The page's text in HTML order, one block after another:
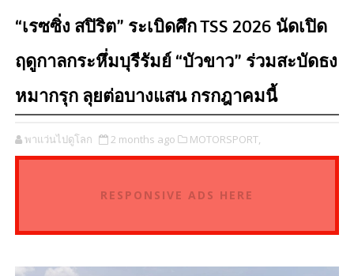
“เรซซิ่ง สปิริต” ระเบิดศึก TSS 2026 นัดเปิด
ฤดูกาลกระหึ่มบุรีรัมย์ “บัวขาว” ร่วมสะบัดธง
หมากรุก ลุยต่อบางแสน กรกฎาคมนี้
พาแว่นไปดูโลก 2 months ago MOTORSPORT,
RESPONSIVE ADS HERE